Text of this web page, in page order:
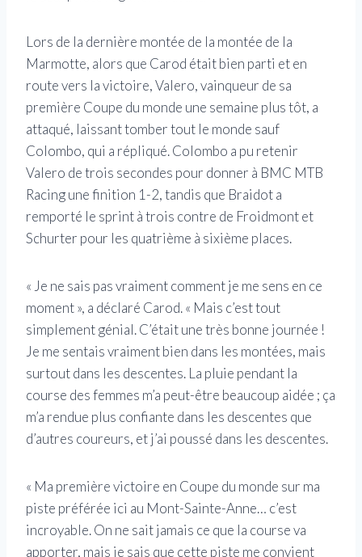
Lors de la dernière montée de la montée de la
Marmotte, alors que Carod était bien parti et en
route vers la victoire, Valero, vainqueur de sa
première Coupe du monde une semaine plus tôt, a
attaqué, laissant tomber tout le monde sauf
Colombo, qui a répliqué. Colombo a pu retenir
Valero de trois secondes pour donner à BMC MTB
Racing une finition 1-2, tandis que Braidot a
remporté le sprint à trois contre de Froidmont et
Schurter pour les quatrième à sixième places.
« Je ne sais pas vraiment comment je me sens en ce
moment », a déclaré Carod. « Mais c’est tout
simplement génial. C’était une très bonne journée !
Je me sentais vraiment bien dans les montées, mais
surtout dans les descentes. La pluie pendant la
course des femmes m’a peut-être beaucoup aidée ; ça
m’a rendue plus confiante dans les descentes que
d’autres coureurs, et j’ai poussé dans les descentes.
« Ma première victoire en Coupe du monde sur ma
piste préférée ici au Mont-Sainte-Anne… c’est
incroyable. On ne sait jamais ce que la course va
apporter, mais je sais que cette piste me convient